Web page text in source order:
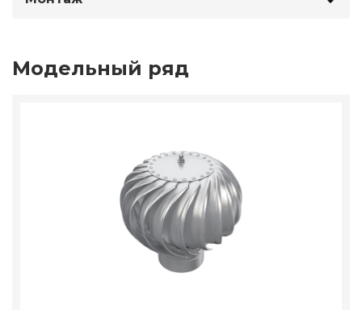
Модельный ряд